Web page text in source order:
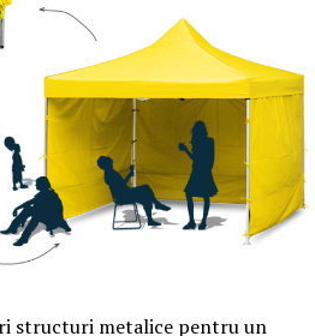
structuri metalice pentru un